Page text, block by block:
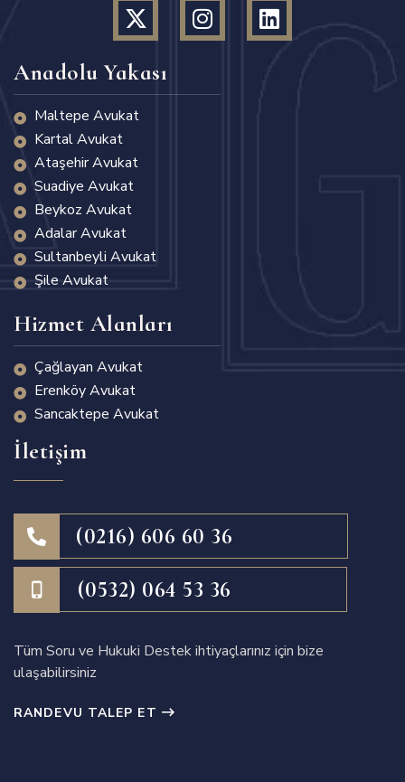
Anadolu Yakası
Maltepe Avukat
Kartal Avukat
Ataşehir Avukat
Suadiye Avukat
Beykoz Avukat
Adalar Avukat
Sultanbeyli Avukat
Şile Avukat
Hizmet Alanları
Çağlayan Avukat
Erenköy Avukat
Sancaktepe Avukat
İletişim
(0216) 606 60 36
(0532) 064 53 36
Tüm Soru ve Hukuki Destek ihtiyaçlarınız için bize
ulaşabilirsiniz
RANDEVU TALEP ET